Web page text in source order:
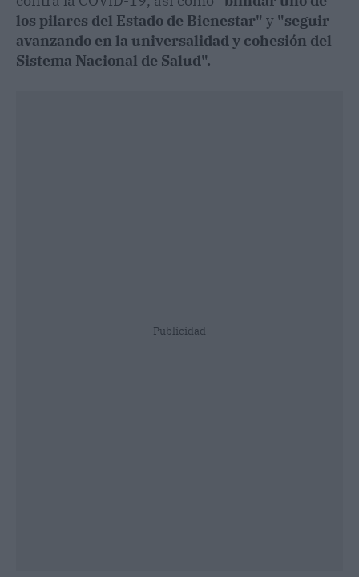
los pilares del Estado de Bienestar" y "seguir
avanzando en la universalidad y cohesión del
Sistema Nacional de Salud".
Publicidad